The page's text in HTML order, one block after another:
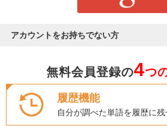
アカウントをお持ちでない方
無料会員登録の4つ
履歴機能
自分が調べた単語を履歴に残